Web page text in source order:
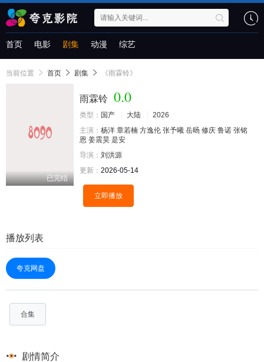
首页 电影 剧集 动漫 综艺
当前位置 首页 剧集 《雨霖铃》
已完结
雨霖铃 0.0
类型： 国产 大陆
2026
主演： 杨洋 章若楠 方逸伦 张予曦 岳旸 修庆 鲁诺 张铭
恩 姜震昊 是安
导演： 刘洪源
更新： 2026-05-14
立即播放
播放列表
夸克网盘
合集
剧情简介